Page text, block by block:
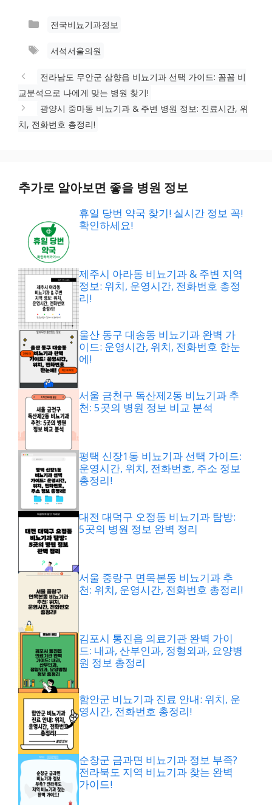
카
고
전국비뇨기과정보
태
서석서울의원
전라남도 무안군 삼향읍 비뇨기과 선택 가이드: 꼼꼼 비
교분석으로 나에게 맞는 병원 찾기!
광양시 중마동 비뇨기과 & 주변 병원 정보: 진료시간, 위
치, 전화번호 총정리!
추가로 알아보면 좋을 병원 정보
휴일 당번 약국 찾기! 실시간 정보 꼭!
확인하세요!
제주시 아라동 비뇨기과 & 주변 지역
정보: 위치, 운영시간, 전화번호 총정
리!
울산 동구 대송동 비뇨기과 완벽 가
이드: 운영시간, 위치, 전화번호 한눈
에!
서울 금천구 독산제2동 비뇨기과 추
천: 5곳의 병원 정보 비교 분석
평택 신장1동 비뇨기과 선택 가이드:
운영시간, 위치, 전화번호, 주소 정보
총정리!
대전 대덕구 오정동 비뇨기과 탐방:
5곳의 병원 정보 완벽 정리
서울 중랑구 면목본동 비뇨기과 추
천: 위치, 운영시간, 전화번호 총정리!
김포시 통진읍 의료기관 완벽 가이
드: 내과, 산부인과, 정형외과, 요양병
원 정보 총정리
함안군 비뇨기과 진료 안내: 위치, 운
영시간, 전화번호 총정리!
순창군 금과면 비뇨기과 정보 부족?
전라북도 지역 비뇨기과 찾는 완벽
가이드!